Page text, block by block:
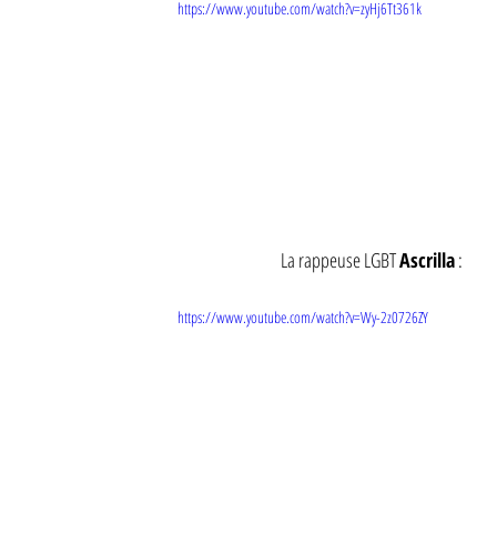
https://www.youtube.com/watch?v=zyHj6Tt361k
La rappeuse LGBT Ascrilla :
https://www.youtube.com/watch?v=Wy-2z0726ZY